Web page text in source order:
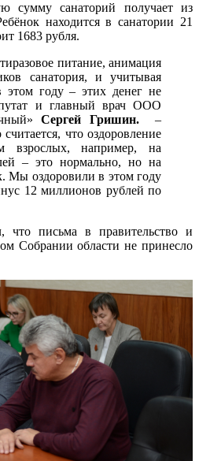
сумму санаторий получает из
находится в санатории 21
1683 рубля.
питание, анимация
санатория, и учитывая
году – этих денег не
и главный врач ООО
Сергей Гришин.–
что оздоровление
взрослых, например, на
– это нормально, но на
Мы оздоровили в этом году
12 миллионов рублей по
что письма в правительство и
Собрании области не принесло